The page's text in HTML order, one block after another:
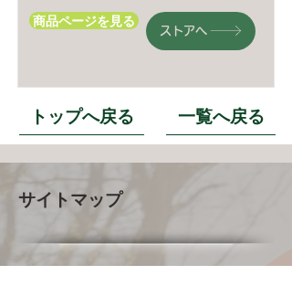
商品ページを見る
ストアへ
トップへ戻る 一覧へ戻る
サイトマップ